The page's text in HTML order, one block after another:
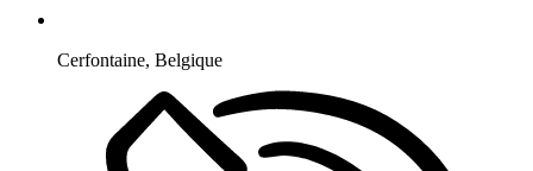
Cerfontaine, Belgique